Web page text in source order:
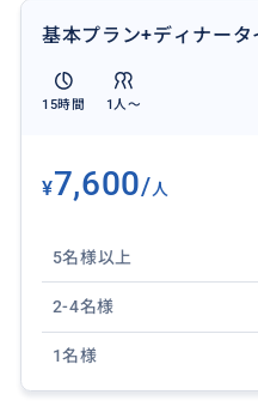
21:00 ホテル到着
※交通状況により、到着
ございます
※天候により夕日が見れ
✨ティルタウンプル寺院
滝に打たれる神秘的な沐
の中、邪気を払い魂を根
浄化とデトックスを体感で
【ティルタスダマラ寺院】
「不浄を清める」隠れた
基本プラン+ディナータ
15時間 1人〜
¥7,600/人
5名様以上
2-4名様
1名様